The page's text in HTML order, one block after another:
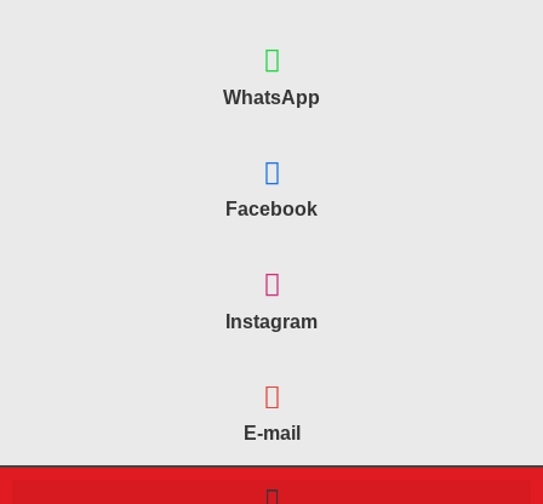
WhatsApp
Facebook
Instagram
E-mail